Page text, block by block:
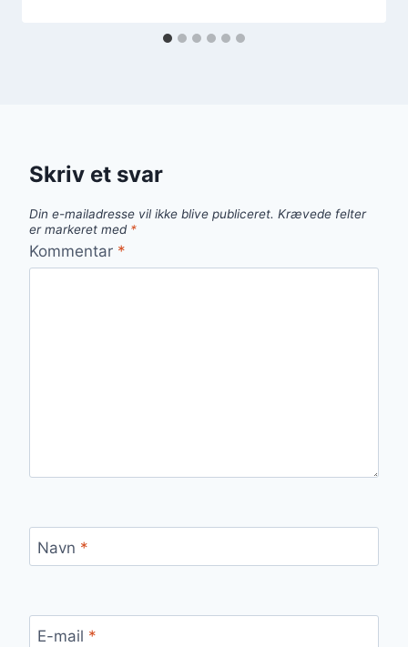
Skriv et svar
Din e-mailadresse vil ikke blive publiceret. Krævede felter
er markeret med *
Kommentar *
Navn *
E-mail *